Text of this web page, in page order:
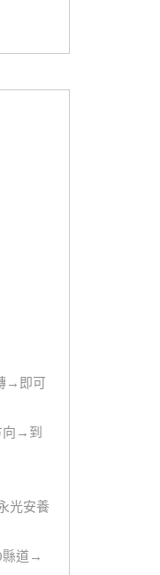
→即可
向→到
光安養
縣道→